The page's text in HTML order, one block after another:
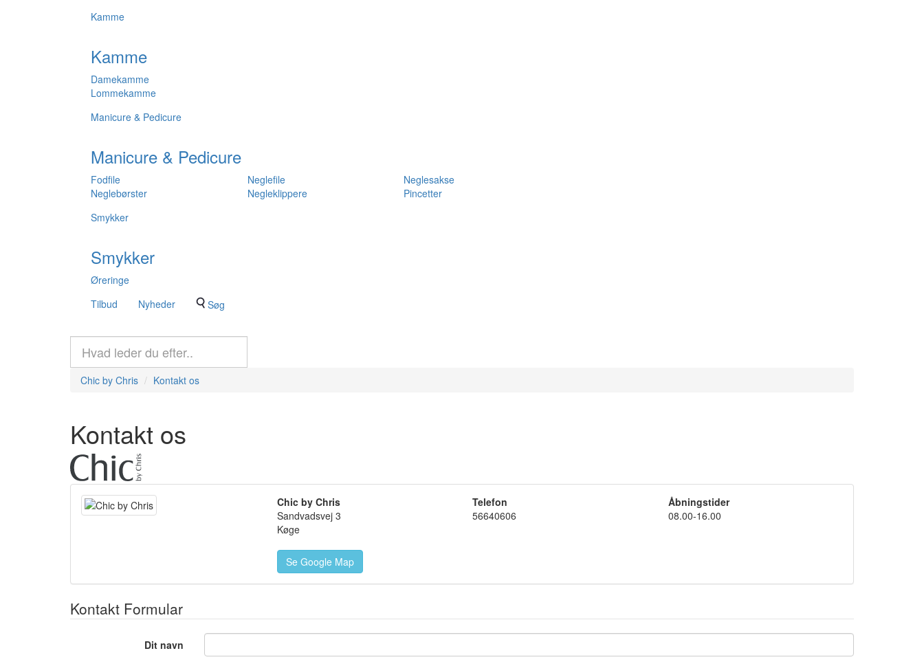
Kamme
Kamme
Damekamme
Lommekamme
Manicure & Pedicure
Manicure & Pedicure
Fodfile
Neglebørster
Neglefile
Negleklippere
Neglesakse
Pincetter
Smykker
Smykker
Øreringe
Tilbud
Nyheder Søg
Chic by Chris Kontakt os
Kontakt os
Chic by Chris
Sandvadsvej 3
Køge
Se Google Map
Telefon
56640606
Åbningstider
08.00-16.00
Kontakt Formular
Dit navn